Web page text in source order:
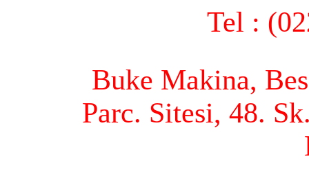
Tel :
Buke Makina,
Parc. Sitesi, 48.